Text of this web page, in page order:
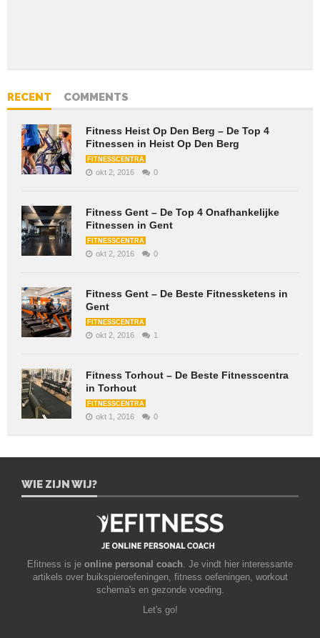
RECENT COMMENTS
Fitness Heist Op Den Berg – De Top 4
Fitnessen in Heist Op Den Berg
FITNESSCENTRA
okt 2, 2016 0
Fitness Gent – De Top 4 Onafhankelijke
Fitnessen in Gent
FITNESSCENTRA
okt 2, 2016 0
Fitness Gent – De Beste Fitnessketens in
Gent
FITNESSCENTRA
okt 2, 2016 1
Fitness Torhout – De Beste Fitnesscentra
in Torhout
FITNESSCENTRA
okt 1, 2016 0
WIE ZIJN WIJ?
Efitness is je online personal coach. Je vindt hier interessante
artikels over buikspieroefeningen, fitness oefeningen, workout
schema's en gezonde voeding.
Let's go!